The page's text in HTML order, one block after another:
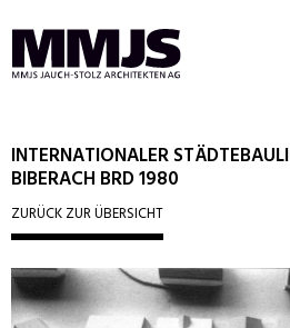
INTERNATIONALER
BIBERACH BRD 1980
ZURÜCK ZUR ÜBERSICHT